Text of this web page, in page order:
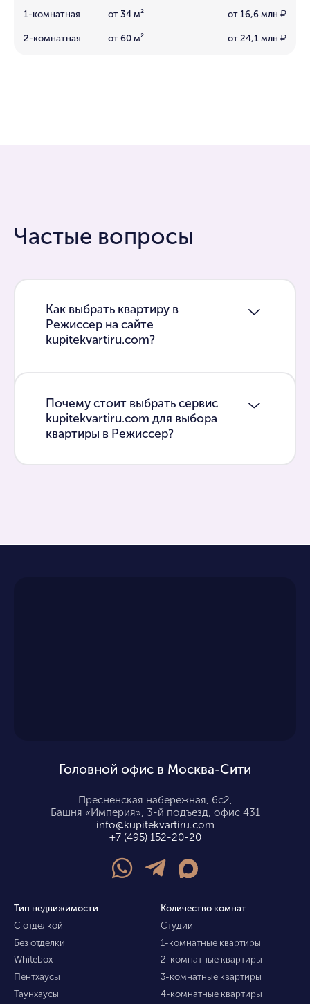
1-комнатная от 34 м² от 16,6 млн ₽
2-комнатная от 60 м² от 24,1 млн ₽
Частые вопросы
Как выбрать квартиру в
Режиссер на сайте
kupitekvartiru.com?
Почему стоит выбрать сервис
kupitekvartiru.com для выбора
квартиры в Режиссер?
Головной офис в Москва-Сити
Пресненская набережная, 6с2,
Башня «Империя», 3-й подъезд, офис 431
info@kupitekvartiru.com
+7 (495) 152-20-20
Тип недвижимости
С отделкой
Без отделки
Whitebox
Пентхаусы
Таунхаусы
Количество комнат
Студии
1-комнатные квартиры
2-комнатные квартиры
3-комнатные квартиры
4-комнатные квартиры